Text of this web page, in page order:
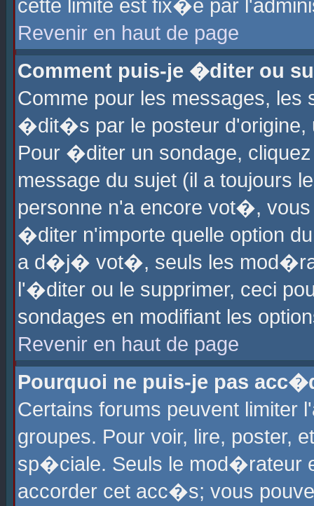
cette limite est fix�e par
Revenir en haut de page
Comment puis-je �diter ou
Comme pour les messages,
�dit�s par le posteur d'origine,
Pour �diter un sondage,
message du sujet (il a toujours
personne n'a encore vot�,
�diter n'importe quelle option
a d�j� vot�, seuls les
l'�diter ou le supprimer, ceci
sondages en modifiant les
Revenir en haut de page
Pourquoi ne puis-je pas
Certains forums peuvent
groupes. Pour voir, lire, poster,
sp�ciale. Seuls le mod�rateur
accorder cet acc�s; vous